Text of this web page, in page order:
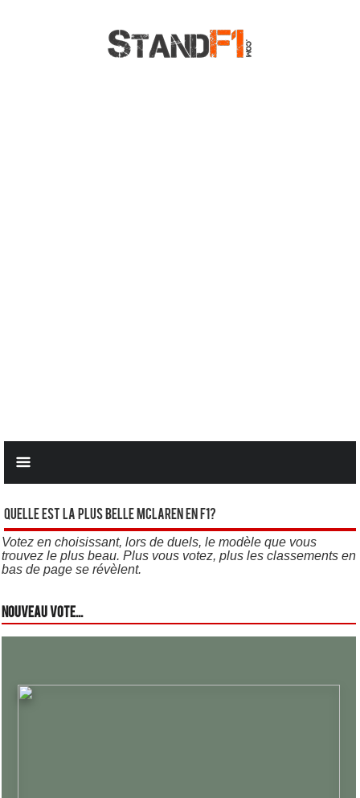
Quelle est la plus belle Mclaren en F1?
Votez en choisissant, lors de duels, le modèle que vous
trouvez le plus beau. Plus vous votez, plus les classements en
bas de page se révèlent.
Nouveau vote...